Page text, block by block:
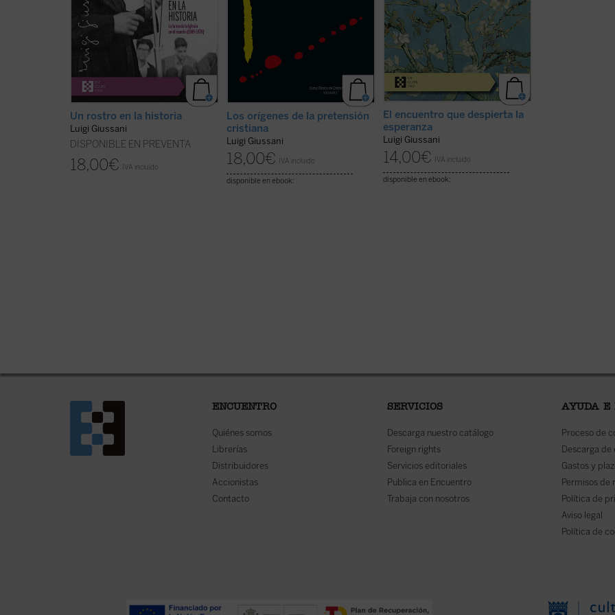
documento vivo y sorprendente....
(ver ficha)
Un rostro en la historia
Luigi Giussani
DISPONIBLE EN PREVENTA
18,00€ IVA incluido
interpela la libertad de cada
lector: ...
Los orígenes de la pretensión
cristiana
Luigi Giussani
18,00€ IVA incluido
disponible en ebook:
corazón, apagadas, olvidadas y
sofocadas, solo se reactivan ...
(ver
ficha)
El encuentro que despierta la
esperanza
Luigi Giussani
14,00€ IVA incluido
disponible en ebook:
ENCUENTRO
Quiénes somos
Librerías
Distribuidores
Accionistas
Contacto
SERVICIOS
Descarga nuestro catálogo
Foreign rights
Servicios editoriales
Publica en Encuentro
Trabaja con nosotros
AYUDA E
Proceso de
Descarga de
Gastos y
Permisos de
Política de
Aviso legal
Política de